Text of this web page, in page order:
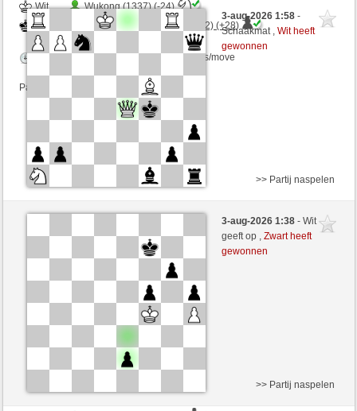
Wit
Wukong (1337) (-24)
Zwart
ChesterTheMoulTester (1132) (+28)
Speelduur: 10 minutes/side + 0 seconds/move
Partij telt mee voor de ranglijst
3-aug-2026 1:58-
Schaakmat ,Wit heeft
gewonnen
Wit
Lord_of_War (1478) (+4)
Speelduur: 12 minutes/side + 8 seconds/move
Partij telt mee voor de ranglijst
>> Partij naspelen
3-aug-2026 1:38- Wit
geeft op ,Zwart heeft
gewonnen
>> Partij naspelen